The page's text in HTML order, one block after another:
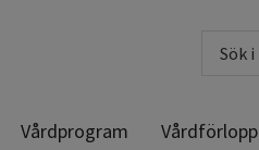
Vårdprogram Vårdförlopp